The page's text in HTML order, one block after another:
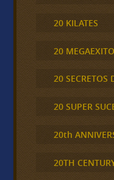
20 KILATES
20
20 SECRETOS
20 SUPER
20th
20TH